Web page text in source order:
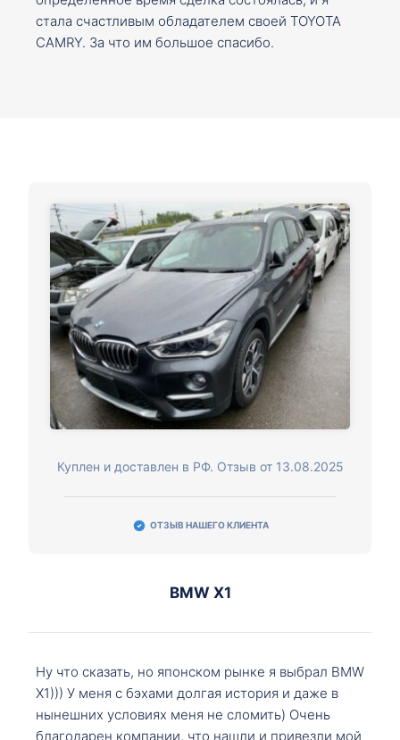
стала счастливым обладателем своей TOYOTA
CAMRY. За что им большое спасибо.
Куплен и доставлен в РФ. Отзыв от 13.08.2025
ОТЗЫВ НАШЕГО КЛИЕНТА
BMW X1
Ну что сказать, но японском рынке я выбрал BMW
X1))) У меня с бэхами долгая история и даже в
нынешних условиях меня не сломить) Очень
благодарен компании, что нашли и привезли мой